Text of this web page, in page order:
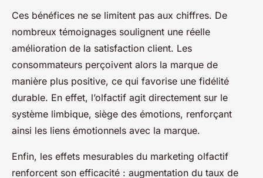
Ces bénéfices ne se limitent pas aux chiffres. De
nombreux témoignages soulignent une réelle
amélioration de la satisfaction client. Les
consommateurs perçoivent alors la marque de
manière plus positive, ce qui favorise une fidélité
durable. En effet, l’olfactif agit directement sur le
système limbique, siège des émotions, renforçant
ainsi les liens émotionnels avec la marque.
Enfin, les effets mesurables du marketing olfactif
renforcent son efficacité : augmentation du taux de